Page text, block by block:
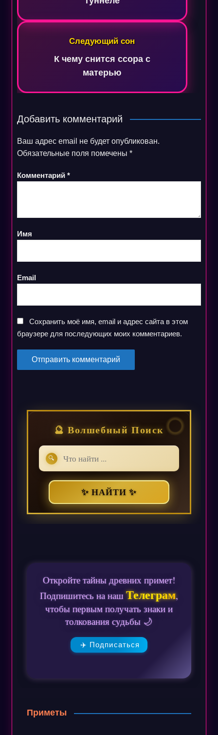
Следующий сон
К чему снится ссора с
матерью
Добавить комментарий
Ваш адрес email не будет опубликован.
Обязательные поля помечены *
Комментарий *
Имя
Email
Сохранить моё имя, email и адрес сайта в этом
браузере для последующих моих комментариев.
🔮 Волшебный Поиск
🔍
✨ НАЙТИ ✨
Откройте тайны древних примет!
Подпишитесь на нашТелеграм,
чтобы первым получать знаки и
толкования судьбы 🌙
✈️ Подписаться
Приметы